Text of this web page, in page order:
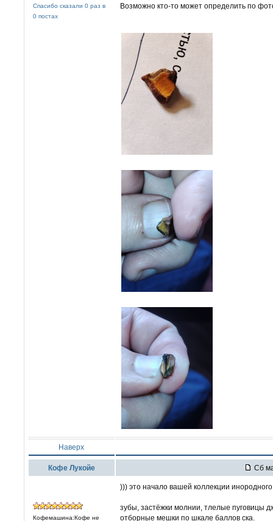
Спасибо сказали 0 раз в
0 постах
Возможно кто-то может определить по
Наверх
Кофе Лукойе Сб
Кофемашина:Кофе не
))) это начало вашей коллекции
зубы, застёжки молнии, тлелые пуговицы
отборные мешки по шкале баллов ска.